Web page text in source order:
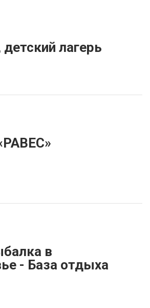
лагерь
в
- База отдыха